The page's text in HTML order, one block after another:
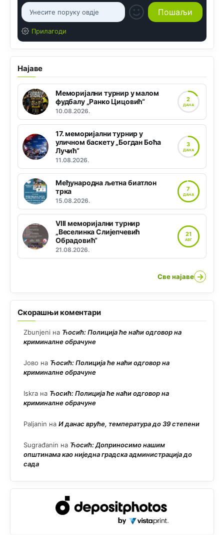
Прилагоди
Најаве
Меморијални турнир у малом
фудбалу „Ранко Цицовић“
10.08.2026.
2
ДАНА
17. меморијални турнир у
уличном баскету „Богдан Боћа
Лучић“
11.08.2026.
3
ДАНА
Међународна љетна биатлон
трка
15.08.2026.
7
ДАНА
VIII меморијални турнир
„Веселинка Слијепчевић
Обрадовић“
21.08.2026.
21
АВГ
Све најаве →
Скорашњи коментари
Zbunjeni на Ћосић: Полиција ће наћи одговор на
криминалне обрачуне
Јово на Ћосић: Полиција ће наћи одговор на
криминалне обрачуне
Iskra на Ћосић: Полиција ће наћи одговор на
криминалне обрачуне
Paljanin на И данас вруће, температура до 39 степени
Sugrađanin на Ћосић: Доприносимо нашим
општинама као ниједна градска администрација до
сада